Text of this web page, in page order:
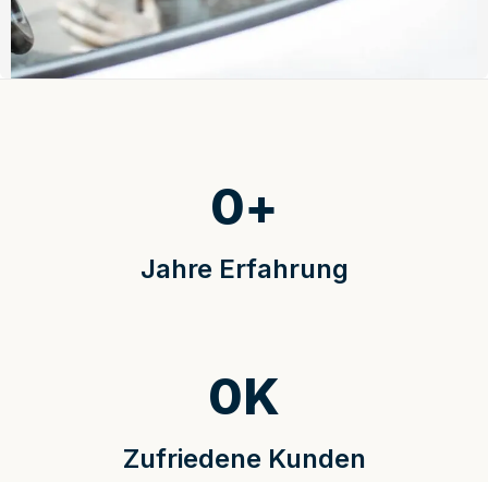
Jahre Erfahrung
0+
Zufriedene Kunden
0K